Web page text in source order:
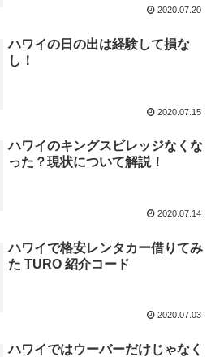
2020.07.20
ハワイの日の出は経験して損な
し！
2020.07.15
ハワイのキングスビレッジなくな
った？現状について解説！
2020.07.14
ハワイで格安レンタカー借りてみ
た TURO 紹介コード
2020.07.03
ハワイではウーバーだけじゃなく